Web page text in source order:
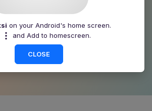
on your Android's home screen.
and Add to homescreen.
CLOSE